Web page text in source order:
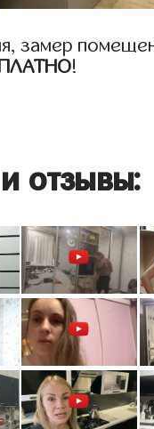
замер
!
отзывы: